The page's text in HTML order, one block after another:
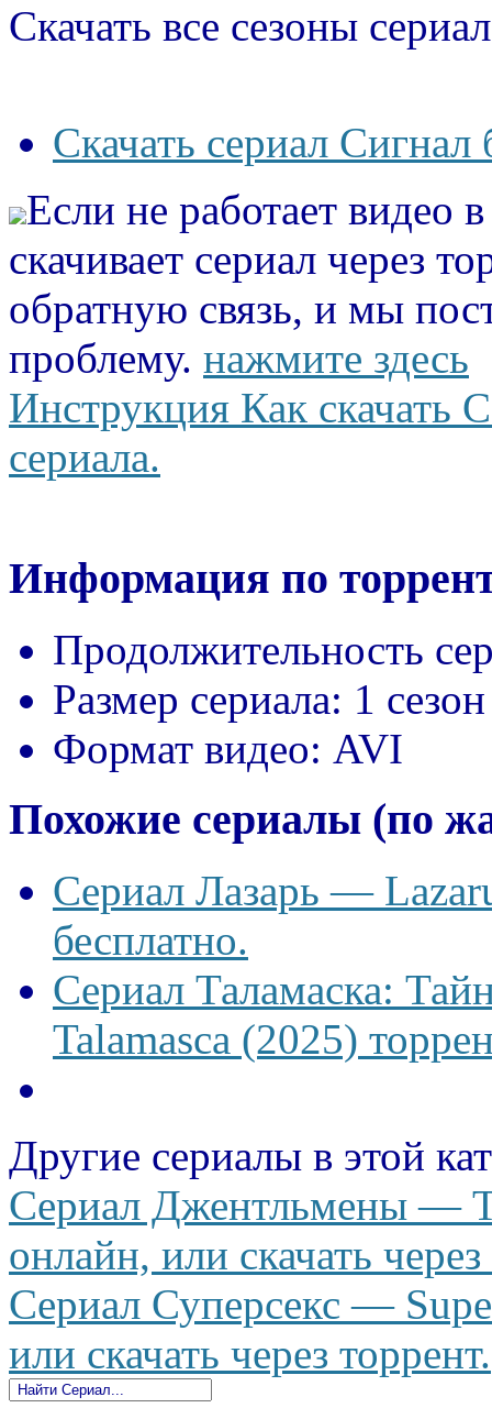
Скачать все сезоны
Скачать сериал Сигнал
Если не работает видео
скачивает сериал через
обратную связь, и мы
проблему. нажмите здесь
Инструкция Как скачать
сериала.
Информация по
Продолжительность
Размер сериала: 1
Формат видео: AVI
Похожие сериалы (по
Сериал Лазарь —
бесплатно.
Сериал Таламаска:
Talamasca (2025)
Другие сериалы в этой
Сериал Джентльмены —
онлайн, или скачать
Сериал Суперсекс —
или скачать через торрент.